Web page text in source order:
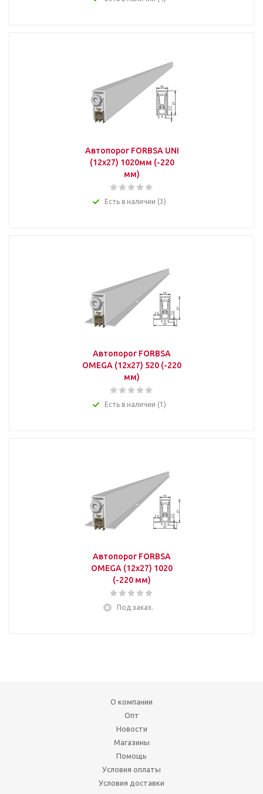
Автопорог FORBSA UNI
(12х27) 1020мм (-220
мм)
Есть в наличии (3)
Автопорог FORBSA
OMEGA (12х27) 520 (-220
мм)
Есть в наличии (1)
Автопорог FORBSA
OMEGA (12х27) 1020
(-220 мм)
Под заказ.
О компании
Опт
Новости
Магазины
Помощь
Условия оплаты
Условия доставки